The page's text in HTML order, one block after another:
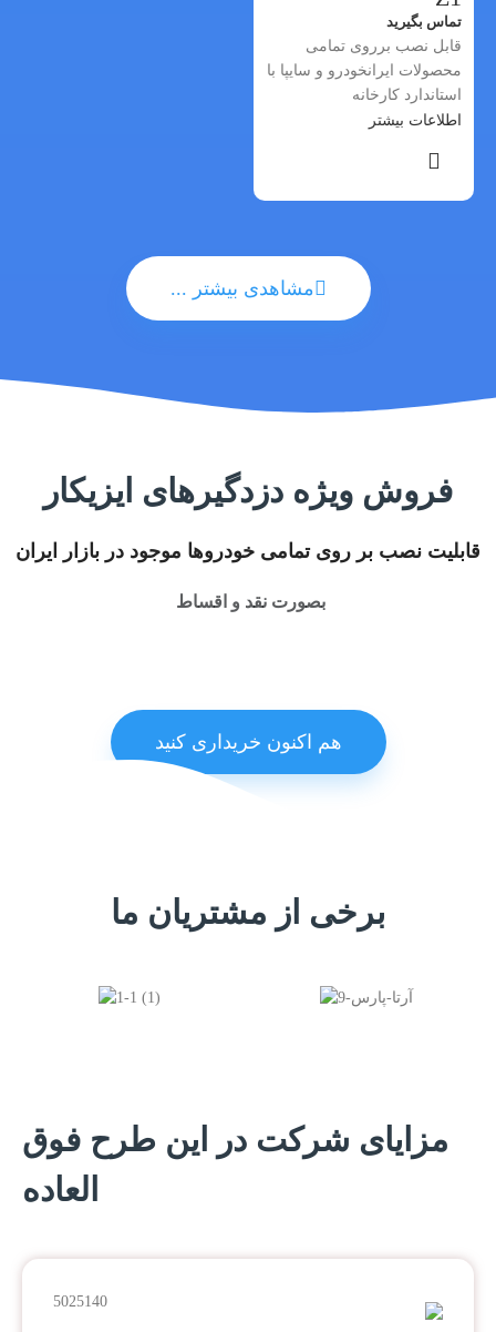
تماس بگیرید
قابل نصب برروی تمامی
محصولات ایرانخودرو و سایپا با
استاندارد کارخانه
اطلاعات بیشتر
مشاهدی بیشتر ...
فروش ویژه دزدگیرهای ایزیکار
قابلیت نصب بر روی تمامی خودروها موجود در بازار ایران
بصورت نقد و اقساط
هم اکنون خریداری کنید
برخی از مشتریان ما
مزایای شرکت در این طرح فوق
العاده